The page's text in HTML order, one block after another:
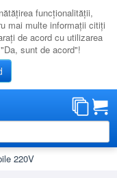
funcţionalităţii,
mai multe informaţii citiţi
de acord cu utilizarea
sunt de acord"!
220V